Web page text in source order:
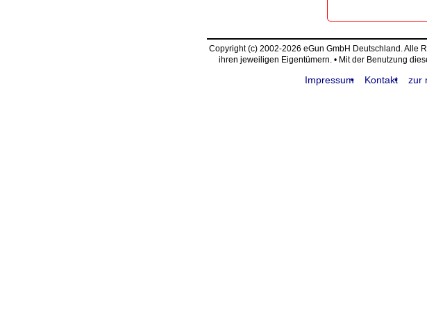
Copyright (c) 2002-2026 eGun GmbH Deutschland. Alle
ihren jeweiligen Eigentümern. • Mit der Benutzung
Impressum Kontakt zur